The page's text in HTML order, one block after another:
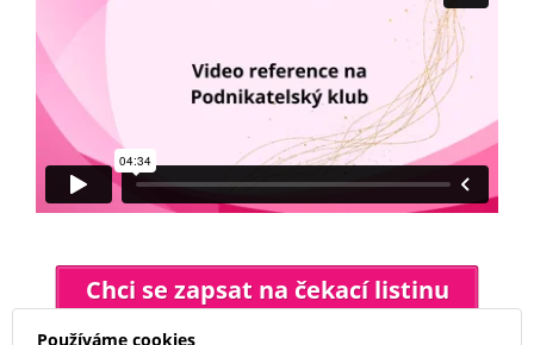
Chci se zapsat na čekací listinu
Používáme cookies